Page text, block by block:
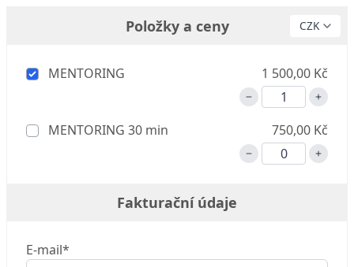
Položky a ceny
MENTORING 1 500,00 Kč
MENTORING 30 min 750,00 Kč
Fakturační údaje
E-mail*